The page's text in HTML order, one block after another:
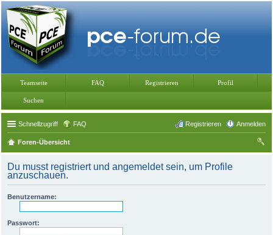
Teamseite FAQ Registrieren Profil
Suchen
Schnellzugriff FAQ Anmelden
Registrieren
Foren-Übersicht
Du musst registriert und angemeldet sein, um Profile
anzuschauen.
Benutzername:
Passwort: